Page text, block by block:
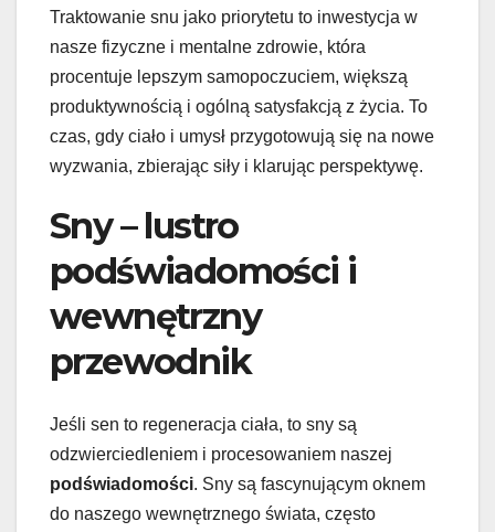
Traktowanie snu jako priorytetu to inwestycja w
nasze fizyczne i mentalne zdrowie, która
procentuje lepszym samopoczuciem, większą
produktywnością i ogólną satysfakcją z życia. To
czas, gdy ciało i umysł przygotowują się na nowe
wyzwania, zbierając siły i klarując perspektywę.
Sny – lustro
podświadomości i
wewnętrzny
przewodnik
Jeśli sen to regeneracja ciała, to sny są
odzwierciedleniem i procesowaniem naszej
podświadomości. Sny są fascynującym oknem
do naszego wewnętrznego świata, często